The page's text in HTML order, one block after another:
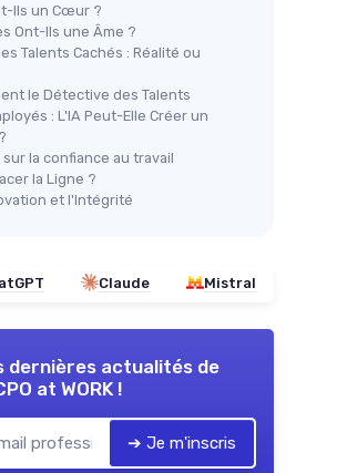
Ils un Cœur ?
Ont-Ils une Âme ?
Talents Cachés : Réalité ou
le Détective des Talents
: L'IA Peut-Elle Créer un
la confiance au travail
la Ligne ?
et l'Intégrité
Claude Mistral
dernières actualités de
at WORK !
➔ Je m'inscris